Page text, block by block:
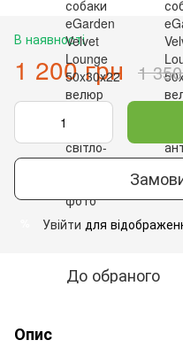
В наявності
1 200 грн 1
Увійти для
До обраного
Опис